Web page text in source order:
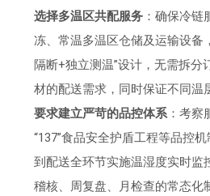
选择多温区共配服务 ：确保冷
冻、常温多温区仓储及运输设备
隔断+独立测温”设计，无需拆分
材的配送需求，同时保证不同温
要求建立严苛的品控体系：考察
“137”食品安全护盾工程等品控
到配送全环节实施温湿度实时监
稽核、周复盘、月检查的常态化